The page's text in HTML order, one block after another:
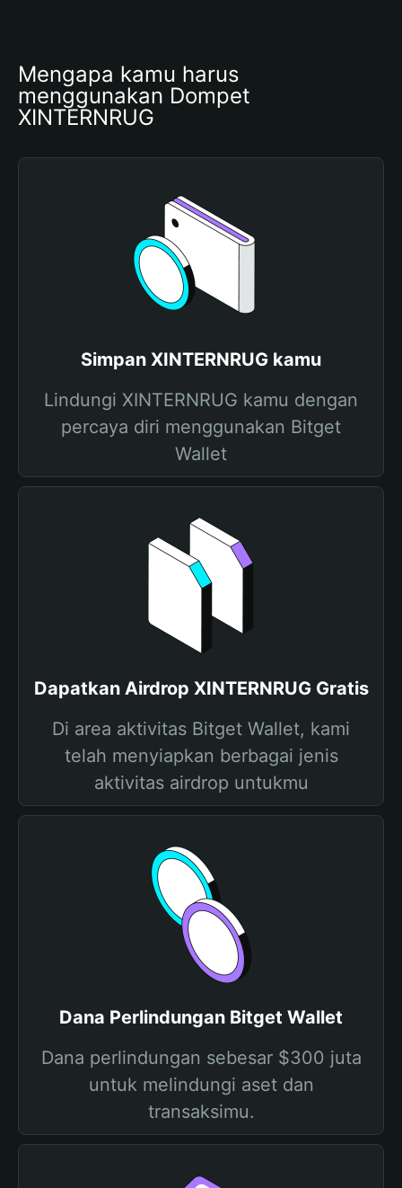
Mengapa kamu harus
menggunakan Dompet
XINTERNRUG
Simpan XINTERNRUG kamu
Lindungi XINTERNRUG kamu dengan
percaya diri menggunakan Bitget
Wallet
Dapatkan Airdrop XINTERNRUG Gratis
Di area aktivitas Bitget Wallet, kami
telah menyiapkan berbagai jenis
aktivitas airdrop untukmu
Dana Perlindungan Bitget Wallet
Dana perlindungan sebesar $300 juta
untuk melindungi aset dan
transaksimu.